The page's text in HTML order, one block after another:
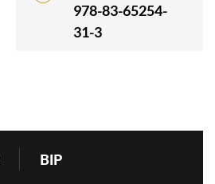
978-83-65254-
31-3
BIP